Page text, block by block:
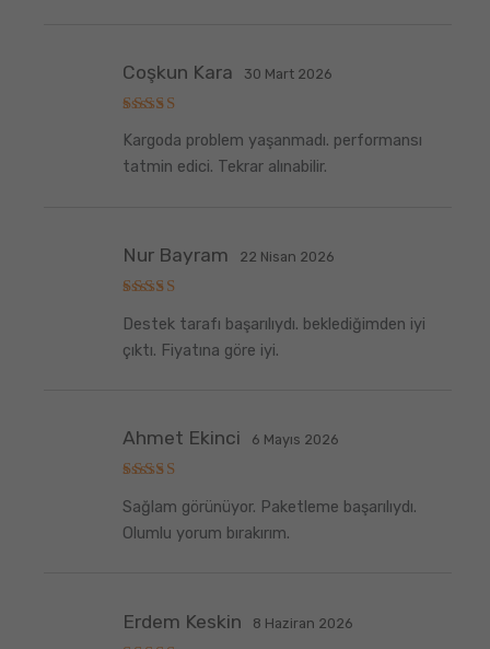
üzerinden
5
oy aldı
Coşkun Kara 30 Mart 2026
Kargoda problem yaşanmadı. performansı
tatmin edici. Tekrar alınabilir.
üzerinden
oy aldı
Nur Bayram 22 Nisan 2026
Destek tarafı başarılıydı. beklediğimden iyi
çıktı. Fiyatına göre iyi.
üzerinden
5oy aldı
Ahmet Ekinci 6 Mayıs 2026
Sağlam görünüyor. Paketleme başarılıydı.
Olumlu yorum bırakırım.
Erdem Keskin 8 Haziran 2026